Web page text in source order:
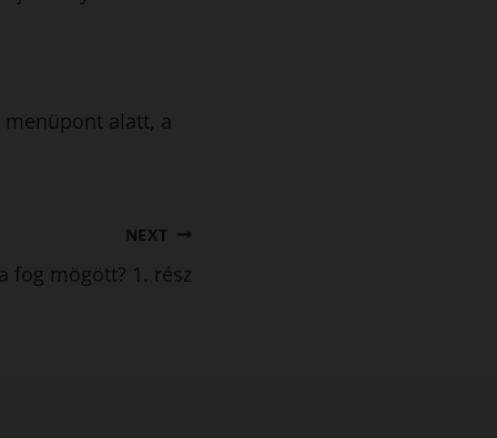
menüpont alatt, a
NEXT
fog mögött? 1. rész